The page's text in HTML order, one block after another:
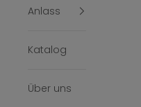
Anlass
Katalog
Über uns